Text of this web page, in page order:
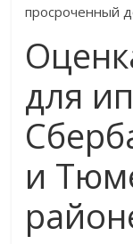
просроченный
для
и